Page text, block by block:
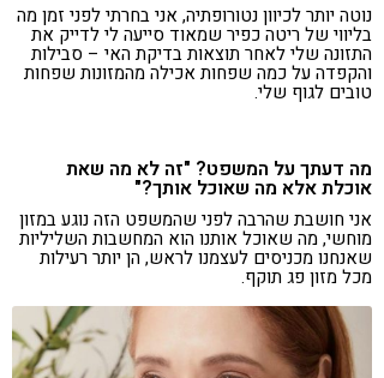
נוטה יותר לכיוון נטורופתיה, אני בחרתי לפני זמן מה
בליווי של ריטה כפיר שמאוד סייעה לי לדייק את
התזונה שלי לאחר תוצאות בדיקת האי – סבילות
והקפדה על כמה שפחות אכילה מהמזונות שפחות
טובים לגוף שלי.
מה דעתך על המשפט? "זה לא מה שאת
אוכלת אלא מה שאוכל אותך?"
אני חושבת שהרבה לפני שהמשפט הזה נוגע במזון
מוחשי, מה שאוכל אותנו הוא המחשבות השליליות
שאנחנו מכניסים לעצמנו לראש, הן יותר רעילות
מכל מזון פג תוקף.